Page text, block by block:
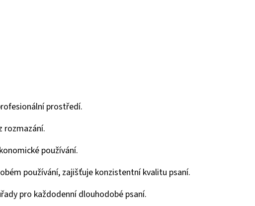
prostředí.
rozmazání.
používání.
používání, zajišťuje konzistentní kvalitu psaní.
pro každodenní dlouhodobé psaní.